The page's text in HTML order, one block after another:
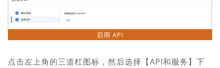
启用 API
点击左上角的三道杠图标，然后选择【API和服务】下